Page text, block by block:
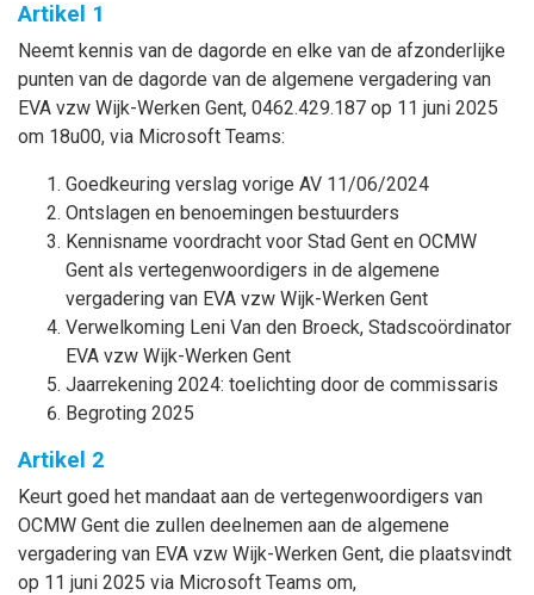
Artikel 1
Neemt kennis van de dagorde en elke van de afzonderlijke
punten van de dagorde van de algemene vergadering van
EVA vzw Wijk-Werken Gent, 0462.429.187 op 11 juni 2025
om 18u00, via Microsoft Teams:
Goedkeuring verslag vorige AV 11/06/2024
Ontslagen en benoemingen bestuurders
Kennisname voordracht voor Stad Gent en OCMW
Gent als vertegenwoordigers in de algemene
vergadering van EVA vzw Wijk-Werken Gent
Verwelkoming Leni Van den Broeck, Stadscoördinator
EVA vzw Wijk-Werken Gent
Jaarrekening 2024: toelichting door de commissaris
Begroting 2025
Artikel 2
Keurt goed het mandaat aan de vertegenwoordigers van
OCMW Gent die zullen deelnemen aan de algemene
vergadering van EVA vzw Wijk-Werken Gent, die plaatsvindt
op 11 juni 2025 via Microsoft Teams om,